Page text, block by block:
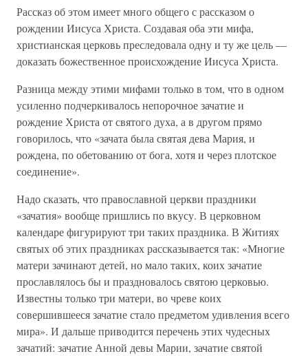
Рассказ об этом имеет много общего с рассказом о
рождении Иисуса Христа. Создавая оба эти мифа,
христианская церковь преследовала одну и ту же цель —
доказать божественное происхождение Иисуса Христа.
Разница между этими мифами только в том, что в одном
усиленно подчеркивалось непорочное зачатие и
рождение Христа от святого духа, а в другом прямо
говорилось, что «зачата была святая дева Мария, и
рождена, по обетованию от бога, хотя и через плотское
соединение».
Надо сказать, что православной церкви праздники
«зачатия» вообще пришлись по вкусу. В церковном
календаре фигурируют три таких праздника. В Житиях
святых об этих праздниках рассказывается так: «Многие
матери зачинают детей, но мало таких, коих зачатие
прославлялось бы и праздновалось святою церковью.
Известны только три матери, во чреве коих
совершившееся зачатие стало предметом удивления всего
мира». И дальше приводится перечень этих чудесных
зачатий: зачатие Анной девы Марии, зачатие святой